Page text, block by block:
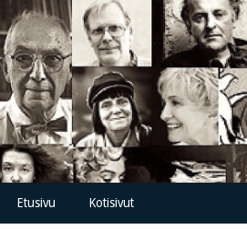
Skip
to
content
Etusivu Kotisivut